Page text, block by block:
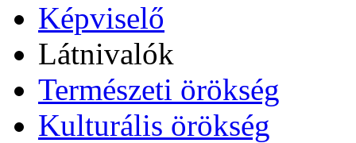
Képviselő
Látnivalók
Természeti örökség
Kulturális örökség